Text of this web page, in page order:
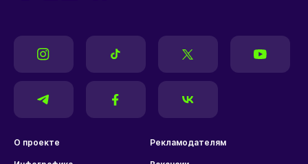
О проекте Рекламодателям